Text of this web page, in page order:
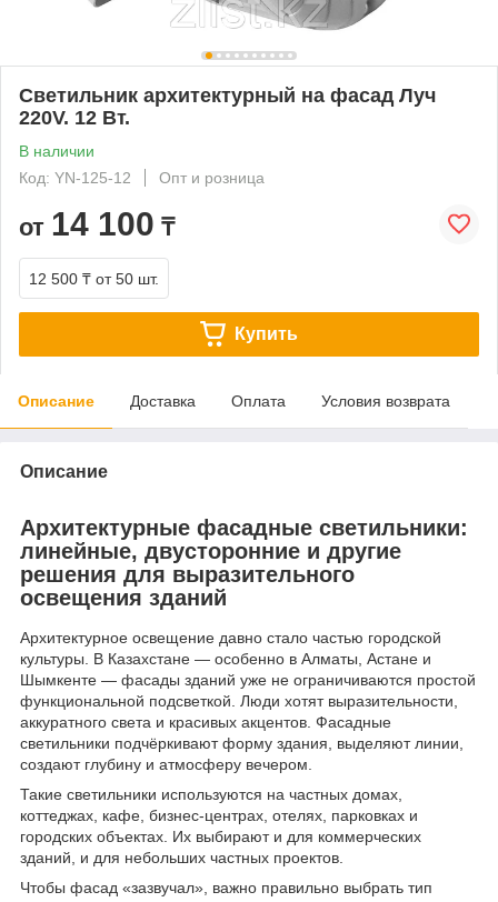
Светильник архитектурный на фасад Луч
220V. 12 Вт.
В наличии
Код: YN-125-12
Опт и розница
от 14 100 ₸
12 500 ₸ от 50 шт.
Купить
Описание Доставка Оплата Условия возврата
Описание
Архитектурные фасадные светильники:
линейные, двусторонние и другие
решения для выразительного
освещения зданий
Архитектурное освещение давно стало частью городской
культуры. В Казахстане — особенно в Алматы, Астане и
Шымкенте — фасады зданий уже не ограничиваются простой
функциональной подсветкой. Люди хотят выразительности,
аккуратного света и красивых акцентов. Фасадные
светильники подчёркивают форму здания, выделяют линии,
создают глубину и атмосферу вечером.
Такие светильники используются на частных домах,
коттеджах, кафе, бизнес-центрах, отелях, парковках и
городских объектах. Их выбирают и для коммерческих
зданий, и для небольших частных проектов.
Чтобы фасад «зазвучал», важно правильно выбрать тип